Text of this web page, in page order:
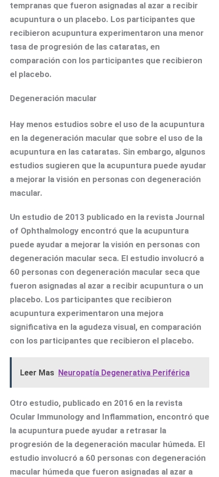
tempranas que fueron asignadas al azar a recibir
acupuntura o un placebo. Los participantes que
recibieron acupuntura experimentaron una menor
tasa de progresión de las cataratas, en
comparación con los participantes que recibieron
el placebo.
Degeneración macular
Hay menos estudios sobre el uso de la acupuntura
en la degeneración macular que sobre el uso de la
acupuntura en las cataratas. Sin embargo, algunos
estudios sugieren que la acupuntura puede ayudar
a mejorar la visión en personas con degeneración
macular.
Un estudio de 2013 publicado en la revista Journal
of Ophthalmology encontró que la acupuntura
puede ayudar a mejorar la visión en personas con
degeneración macular seca. El estudio involucró a
60 personas con degeneración macular seca que
fueron asignadas al azar a recibir acupuntura o un
placebo. Los participantes que recibieron
acupuntura experimentaron una mejora
significativa en la agudeza visual, en comparación
con los participantes que recibieron el placebo.
Leer Mas Neuropatía Degenerativa Periférica
Otro estudio, publicado en 2016 en la revista
Ocular Immunology and Inflammation, encontró que
la acupuntura puede ayudar a retrasar la
progresión de la degeneración macular húmeda. El
estudio involucró a 60 personas con degeneración
macular húmeda que fueron asignadas al azar a